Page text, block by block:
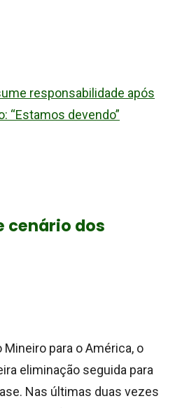
responsabilidade após
“Estamos devendo”
cenário dos
para o América, o
eliminação seguida para
Nas últimas duas vezes